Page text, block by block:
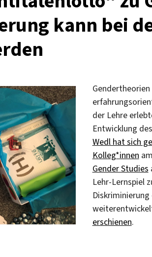
kann bei
der Lehre
Entwicklung
Wedl hat sich
Kolleg*innen am
Gender Studies
Lehr-Lernspiel
erschienen.
Vielfalt und Diskriminierung kann